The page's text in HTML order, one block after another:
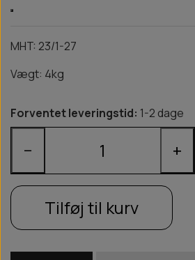
MHT: 23/1-27
Vægt: 4kg
Forventet leveringstid: 1-2 dage
− +
Tilføj til kurv